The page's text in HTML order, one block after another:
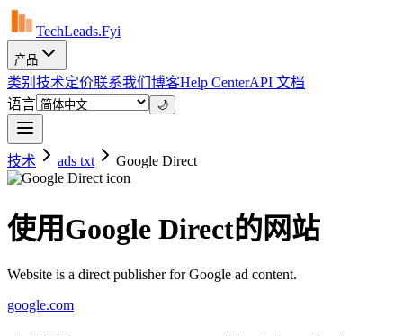
TechLeads.Fyi
产品
类别 技术定价联系我们 博客Help CenterAPI 文档
语言
🌙
技术 ads txt Google Direct
使用Google Direct的网站
Website is a direct publisher for Google ad content.
google.com